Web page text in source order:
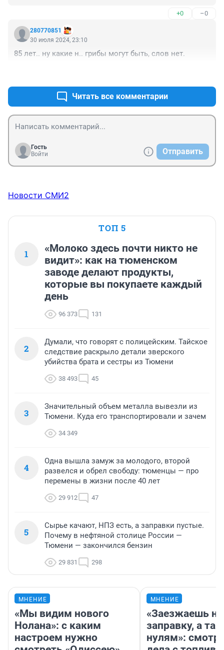
+0 –0
280770851
30 июля 2024, 23:10
85 лет.. ну какие н.. грибы могут быть, слов нет.
Читать все комментарии
Гость
Войти
Отправить
Новости СМИ2
ТОП 5
1
«Молоко здесь почти никто не
видит»: как на тюменском
заводе делают продукты,
которые вы покупаете каждый
день
96 373 131
2
Думали, что говорят с полицейским. Тайское
следствие раскрыло детали зверского
убийства брата и сестры из Тюмени
38 493 45
3
Значительный объем металла вывезли из
Тюмени. Куда его транспортировали и зачем
34 349
4
Одна вышла замуж за молодого, второй
развелся и обрел свободу: тюменцы — про
перемены в жизни после 40 лет
29 912 47
5
Сырье качают, НПЗ есть, а заправки пустые.
Почему в нефтяной столице России —
Тюмени — закончился бензин
29 831 298
МНЕНИЕ
«Мы видим нового
Нолана»: с каким
настроем нужно
МНЕНИЕ
«Заезжаешь на
заправку, а
нулям»: